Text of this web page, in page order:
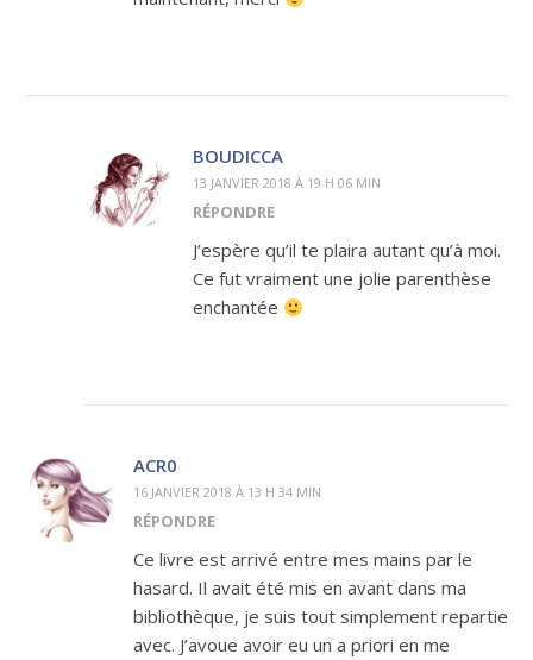
BOUDICCA
13 JANVIER 2018 À 19 H 06 MIN
RÉPONDRE
J’espère qu’il te plaira autant qu’à moi.
Ce fut vraiment une jolie parenthèse
enchantée
ACR0
16 JANVIER 2018 À 13 H 34 MIN
RÉPONDRE
Ce livre est arrivé entre mes mains par le
hasard. Il avait été mis en avant dans ma
bibliothèque, je suis tout simplement repartie
avec. J’avoue avoir eu un a priori en me